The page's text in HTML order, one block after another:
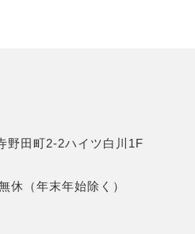
野田町2-2ハイツ白川1F
（年末年始除く）